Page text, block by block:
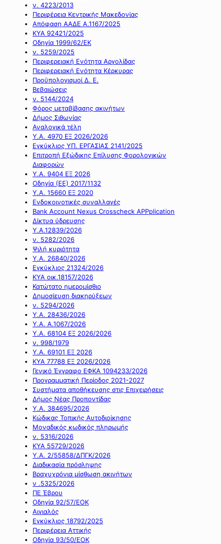
ν. 4223/2013
Περιφέρεια Κεντρικής Μακεδονίας
Απόφαση ΑΑΔΕ Α.1167/2025
ΚΥΑ 92421/2025
Οδηγία 1999/62/ΕΚ
ν. 5259/2025
Περιφερειακή Ενότητα Αργολίδας
Περιφερειακή Ενότητα Κέρκυρας
Προϋπολογισμοί Δ. Ε.
Βεβαιώσεις
ν. 5144/2024
Φόρος μεταβίβασης ακινήτων
Δήμος Σιθωνίας
Αναλογικά τέλη
Υ.Α. 4970 ΕΞ 2026/2026
Εγκύκλιος ΥΠ. ΕΡΓΑΣΙΑΣ 2141/2025
Επιτροπή Εξώδικης Επίλυσης Φορολογικών
Διαφορών
Υ.Α. 9404 ΕΞ 2026
Οδηγία (ΕΕ) 2017/1132
Υ.Α. 15660 ΕΞ 2020
Ενδοκοινοτικές συναλλαγές
Bank Account Nexus Crosscheck APPplication
Δίκτυα ύδρευσης
Υ.Α.12839/2026
ν. 5282/2026
Ψιλή κυριότητα
Υ.Α. 26840/2026
Εγκύκλιος 21324/2026
ΚΥΑ οικ.18157/2026
Κατώτατο ημερομίσθιο
Δημοσίευση διακηρύξεων
ν. 5294/2026
Υ.Α. 28436/2026
Υ.Α. Α.1067/2026
Υ.Α. 68104 ΕΞ 2026/2026
ν. 998/1979
Υ.Α. 69101 ΕΞ 2026
ΚΥΑ 77788 ΕΞ 2026/2026
Γενικό Έγγραφο ΕΦΚΑ 1094233/2026
Προγραμματική Περίοδος 2021-2027
Συστήματα αποθήκευσης στις Επιχειρήσεις
Δήμος Νέας Προποντίδας
Υ.Α. 384695/2026
Κώδικας Τοπικής Αυτοδιοίκησης
Μοναδικός κωδικός πληρωμής
ν. 5316/2026
ΚΥΑ 55729/2026
Υ.Α. 2/55858/ΔΠΓΚ/2026
Διαδικασία πρόσληψης
Βραχυχρόνια μίσθωση ακινήτων
ν .5325/2026
ΠΕ Έβρου
Οδηγία 92/57/ΕΟΚ
Αιγιαλός
Εγκύκλιος 18792/2025
Περιφέρεια Αττικής
Οδηγία 93/50/ΕΟΚ